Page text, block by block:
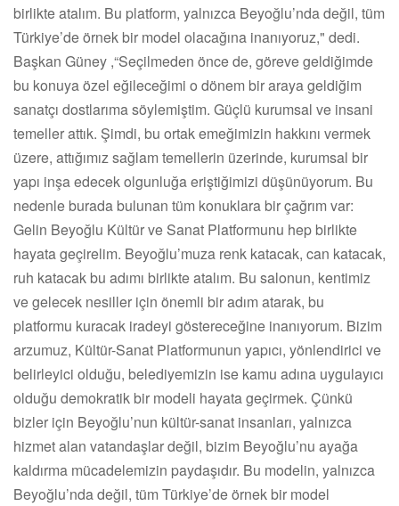
birlikte atalım. Bu platform, yalnızca Beyoğlu’nda değil, tüm
Türkiye’de örnek bir model olacağına inanıyoruz," dedi.
Başkan Güney ,“Seçilmeden önce de, göreve geldiğimde
bu konuya özel eğileceğimi o dönem bir araya geldiğim
sanatçı dostlarıma söylemiştim. Güçlü kurumsal ve insani
temeller attık. Şimdi, bu ortak emeğimizin hakkını vermek
üzere, attığımız sağlam temellerin üzerinde, kurumsal bir
yapı inşa edecek olgunluğa eriştiğimizi düşünüyorum. Bu
nedenle burada bulunan tüm konuklara bir çağrım var:
Gelin Beyoğlu Kültür ve Sanat Platformunu hep birlikte
hayata geçirelim. Beyoğlu’muza renk katacak, can katacak,
ruh katacak bu adımı birlikte atalım. Bu salonun, kentimiz
ve gelecek nesiller için önemli bir adım atarak, bu
platformu kuracak iradeyi göstereceğine inanıyorum. Bizim
arzumuz, Kültür-Sanat Platformunun yapıcı, yönlendirici ve
belirleyici olduğu, belediyemizin ise kamu adına uygulayıcı
olduğu demokratik bir modeli hayata geçirmek. Çünkü
bizler için Beyoğlu’nun kültür-sanat insanları, yalnızca
hizmet alan vatandaşlar değil, bizim Beyoğlu’nu ayağa
kaldırma mücadelemizin paydaşıdır. Bu modelin, yalnızca
Beyoğlu’nda değil, tüm Türkiye’de örnek bir model